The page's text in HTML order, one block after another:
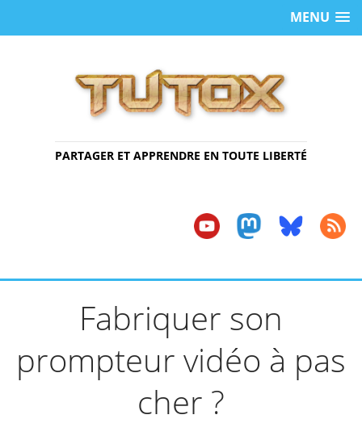
MENU
PARTAGER ET APPRENDRE EN TOUTE LIBERTÉ
Fabriquer son
prompteur vidéo à pas
cher ?